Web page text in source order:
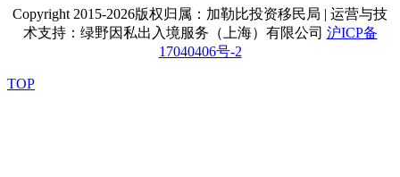
Copyright 2015-2026版权归属：加勒比投资移民局 | 运营与技
术支持：绿野因私出入境服务（上海）有限公司 沪ICP备
17040406号-2
TOP